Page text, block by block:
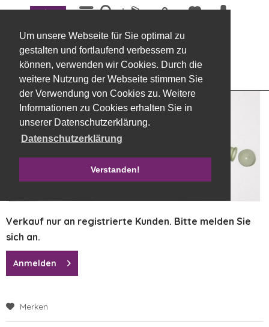
Um unsere Webseite für Sie optimal zu
gestalten und fortlaufend verbessern zu
können, verwenden wir Cookies. Durch die
weitere Nutzung der Webseite stimmen Sie
der Verwendung von Cookies zu. Weitere
Informationen zu Cookies erhalten Sie in
unserer Datenschutzerklärung.
Datenschutzerklärung
Verstanden!
Menü
Übersicht Zubehör
Steckröhrchen mit Deckel, 15 cm, grün
Verkauf nur an registrierte Kunden. Bitte melden Sie
sich an.
Anmelden
Merken